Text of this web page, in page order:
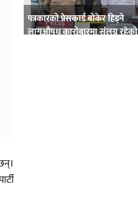
पत्रकारको प्रेसकार्ड बोकेर हिड्ने
लागुऔषध कारोबारमा संलग्न रहेको